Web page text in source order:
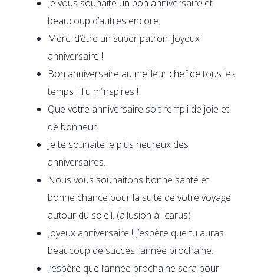
Je vous souhaite un bon anniversaire et
beaucoup d’autres encore.
Merci d’être un super patron. Joyeux
anniversaire !
Bon anniversaire au meilleur chef de tous les
temps ! Tu m’inspires !
Que votre anniversaire soit rempli de joie et
de bonheur.
Je te souhaite le plus heureux des
anniversaires.
Nous vous souhaitons bonne santé et
bonne chance pour la suite de votre voyage
autour du soleil. (allusion à Icarus)
Joyeux anniversaire ! J’espère que tu auras
beaucoup de succès l’année prochaine.
J’espère que l’année prochaine sera pour